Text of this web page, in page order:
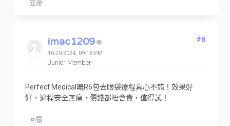
回覆
imac1209
10-20-2024, 09:18 PM
Junior Member
#8
Perfect Medical嘅R6包去眼袋療程真心不錯！效果好
好，過程安全無痛，價錢都唔會貴，值得試！
回覆